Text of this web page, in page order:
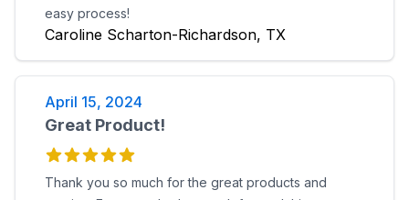
easy process!
Caroline Scharton-Richardson, TX
April 15, 2024
Great Product!
Thank you so much for the great products and